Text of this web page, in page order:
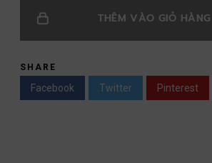
THÊM VÀO GIỎ HÀNG
SHARE
Facebook Twitter Pinterest